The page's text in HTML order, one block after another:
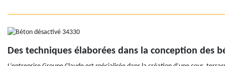
Des techniques élaborées dans la conception des